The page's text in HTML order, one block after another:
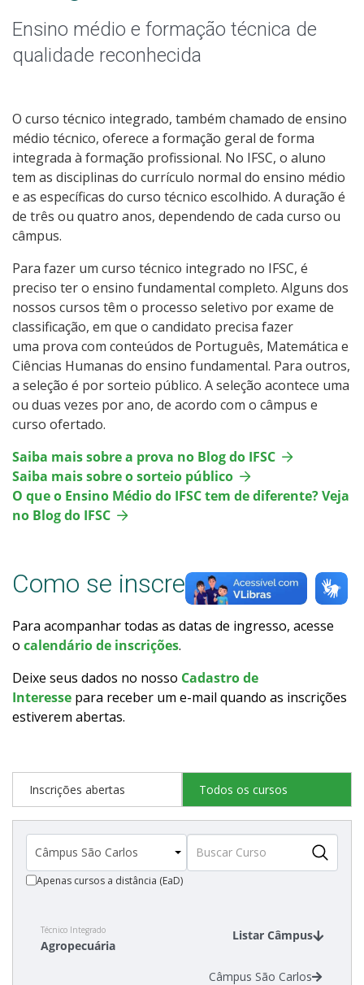
Educação de Jovens e Adultos
Especialização
Educação a Distância
Todos os cursos
Processo de Inscrição
Resultados
Resultados das Vagas Remanescentes
Como posso estudar no IFSC?
Calendário de inscrições
Processos Seletivos
Inscrições e acompanhamento
Orientações para Matrícula
Transferências e Retornos
Provas e Gabaritos
Estatísticas dos Processos Seletivos
Ensino médio e formação técnica de
qualidade reconhecida
O curso técnico integrado, também chamado de ensino
médio técnico, oferece a formação geral de forma
integrada à formação profissional. No IFSC, o aluno
tem as disciplinas do currículo normal do ensino médio
e as específicas do curso técnico escolhido. A duração é
de três ou quatro anos, dependendo de cada curso ou
câmpus.
Para fazer um curso técnico integrado no IFSC, é
preciso ter o ensino fundamental completo. Alguns dos
nossos cursos têm o processo seletivo por exame de
classificação, em que o candidato precisa fazer
uma prova com conteúdos de Português, Matemática e
Ciências Humanas do ensino fundamental. Para outros,
a seleção é por sorteio público. A seleção acontece uma
ou duas vezes por ano, de acordo com o câmpus e
curso ofertado.
Saiba mais sobre a prova no Blog do IFSC
Saiba mais sobre o sorteio público
O que o Ensino Médio do IFSC tem de diferente? Veja
no Blog do IFSC
Como se inscrever
Para acompanhar todas as datas de ingresso, acesse
o calendário de inscrições.
Deixe seus dados no nosso Cadastro de
Interesse para receber um e-mail quando as inscrições
estiverem abertas.
Inscrições abertas Todos os cursos
Apenas cursos a distância (EaD)
Técnico Integrado
Agropecuária
Listar Câmpus
Câmpus São Carlos